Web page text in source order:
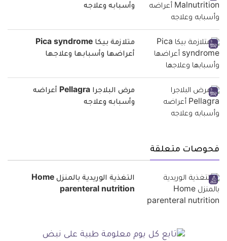
وأسبابه وعلاجه
متلازمة بيكا Pica syndrome
أعراضها وأسبابها وعلاجها
مرض البلاجرا Pellagra أعراضه
وأسبابه وعلاجه
فحوصات متعلقة
التغذية الوريدية بالمنزل Home
parenteral nutrition